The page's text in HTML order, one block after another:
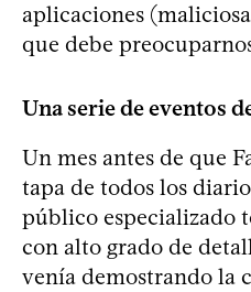
aplicaciones
que debe
Una serie de eventos
Un mes antes de que
tapa de todos los
público especializado
con alto grado de
venía demostrando la